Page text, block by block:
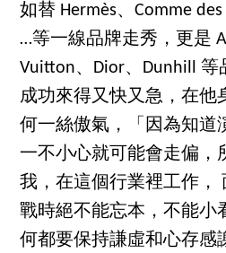
如替 Hermès、Comme
…等一線品牌走秀，更是
Vuitton、Dior、Dunhill
成功來得又快又急，在他
何一絲傲氣，「因為知道
一不小心就可能會走偏，
我，在這個行業裡工作，
戰時絕不能忘本，不能小
何都要保持謙虛和心存感